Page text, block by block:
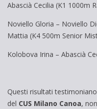
Abascià Cecilia (K1 1000m
Noviello Gloria – Noviello
Mattia (K4 500m Senior
Kolobova Irina – Abascià
Questi risultati
del CUS Milano Canoa,